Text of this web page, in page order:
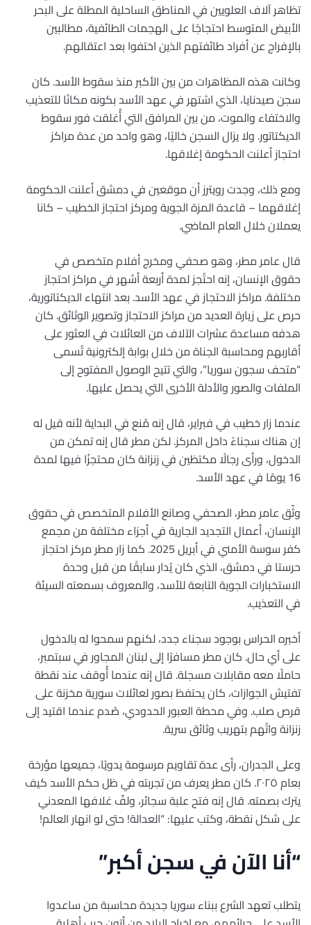
تظاهر آلاف العلويين في المناطق الساحلية المطلة على البحر
الأبيض المتوسط ​​احتجاجًا على الهجمات الطائفية، مطالبين
بالإفراج عن أفراد طائفتهم الذين اختفوا بعد اعتقالهم.
وكانت هذه المظاهرات من بين الأكبر منذ سقوط الأسد. كان
سجن صيدنايا، الذي اشتهر في عهد الأسد بكونه مكانًا للتعذيب
والاختفاء والموت، من بين المرافق التي أُغلقت فور سقوط
الديكتاتور. ولا يزال السجن خاليًا، وهو واحد من عدة مراكز
احتجاز أعلنت الحكومة إغلاقها.
ومع ذلك، وجدت رويترز أن موقعين في دمشق أعلنت الحكومة
إغلاقهما – قاعدة المزة الجوية ومركز احتجاز الخطيب – كانا
يعملان خلال العام الماضي.
قال عامر مطر، وهو صحفي ومخرج أفلام متخصص في
حقوق الإنسان، إنه احتُجز لمدة أربعة أشهر في مراكز احتجاز
مختلفة. مراكز الاحتجاز في عهد الأسد. بعد انتهاء الديكتاتورية،
حرص على زيارة العديد من مراكز الاحتجاز وتصوير الوثائق. كان
هدفه مساعدة عشرات الآلاف من العائلات في العثور على
أقاربهم ومحاسبة الجناة من خلال بوابة إلكترونية تُسمى
“متحف سجون سوريا”، والتي تتيح الوصول المفتوح إلى
الملفات والصور والأدلة الأخرى التي يحصل عليها.
عندما زار خطيب في فبراير، قال إنه مُنع في البداية لأنه قيل له
إن هناك سجناءً داخل المركز. لكن مطر قال إنه تمكن من
الدخول، ورأى رجالًا مكتظين في زنزانة كان محتجزًا فيها لمدة
16 يومًا في عهد الأسد.
وثّق عامر مطر، الصحفي وصانع الأفلام المتخصص في حقوق
الإنسان، أعمال التجديد الجارية في أجزاء مختلفة من مجمع
كفر سوسة الأمني ​​في أبريل 2025. كما زار مطر مركز احتجاز
حرستا في دمشق، الذي كان يُدار سابقًا من قبل وحدة
الاستخبارات الجوية التابعة للأسد، والمعروف بسمعته السيئة
في التعذيب.
أخبره الحراس بوجود سجناء جدد، لكنهم سمحوا له بالدخول
على أي حال. كان مطر مسافرًا إلى لبنان المجاور في سبتمبر،
حاملًا معه مقابلات مسجلة. قال إنه عندما أُوقف عند نقطة
تفتيش الجوازات، كان يحتفظ بصور لعائلات سورية مخزنة على
قرص صلب. وفي محطة العبور الحدودي، صُدم عندما اقتيد إلى
زنزانة واتُهم بتهريب وثائق سرية.
وعلى الجدران، رأى عدة تقاويم مرسومة يدويًا، جميعها مؤرخة
بعام ٢٠٢٥. كان مطر يعرف من تجربته في ظل حكم الأسد كيف
يترك بصمته. قال إنه فتح علبة سجائر، ولفّ غلافها المعدني
على شكل نقطة، وكتب عليها: “العدالة! حتى لو انهار العالم!
“أنا الآن في سجن أكبر”
يتطلب تعهد الشرع ببناء سوريا جديدة محاسبة من ساعدوا